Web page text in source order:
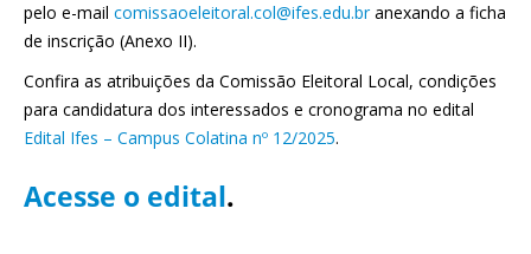
pelo e-mail comissaoeleitoral.col@ifes.edu.branexando a ficha
de inscrição (Anexo II).
Confira as atribuições da Comissão Eleitoral Local, condições
para candidatura dos interessados e cronograma no edital
Edital Ifes – Campus Colatina nº 12/2025.
Acesse o edital.